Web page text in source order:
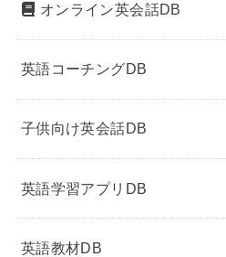
オンライン英会話DB
英語コーチングDB
子供向け英会話DB
英語学習アプリDB
英語教材DB